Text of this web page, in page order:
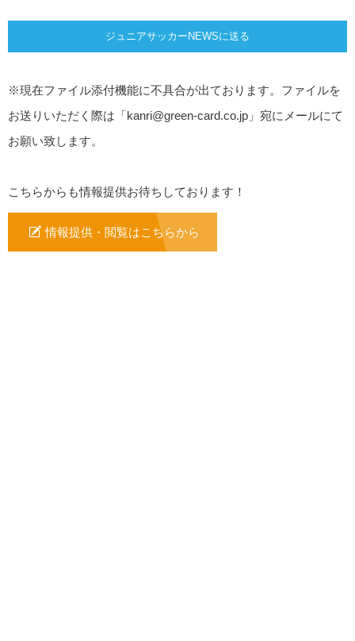
※現在ファイル添付機能に不具合が出ております。ファイルを
お送りいただく際は「kanri@green-card.co.jp 」宛にメールにて
お願い致します。
こちらからも情報提供お待ちしております！
情報提供・閲覧はこちらから